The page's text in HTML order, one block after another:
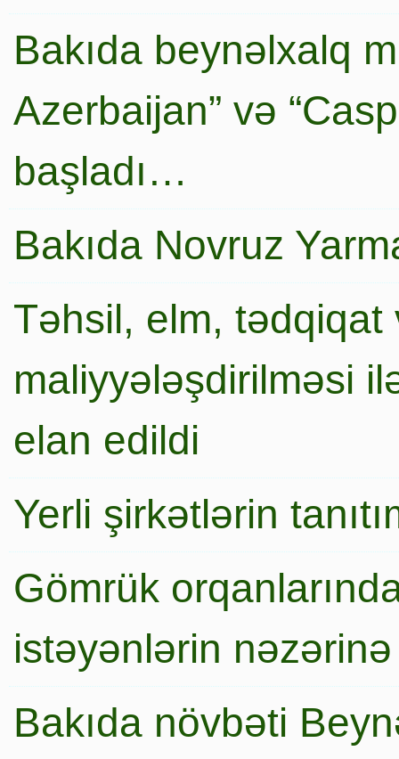
Bakıda beynəlxalq
Azerbaijan” və
başladı…
Bakıda Novruz
Təhsil, elm,
maliyyələşdirilməsi
elan edildi
Yerli şirkətlərin
Gömrük
istəyənlərin nəzərinə
Bakıda növbəti